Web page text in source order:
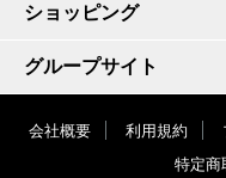
ショッピング
グループサイト
会社概要 利用規約
特定商